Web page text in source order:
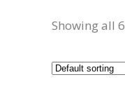
Showing all